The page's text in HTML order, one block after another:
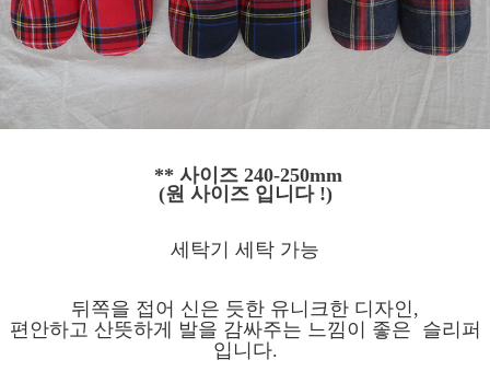
** 사이즈 240-250mm
(원 사이즈 입니다 !)
세탁기 세탁 가능
뒤쪽을 접어 신은 듯한 유니크한 디자인,
편안하고 산뜻하게 발을 감싸주는 느낌이 좋은 슬리퍼
입니다.